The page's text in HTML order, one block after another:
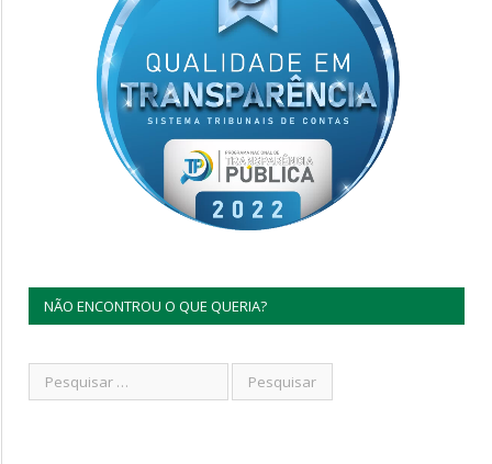
NÃO ENCONTROU O QUE QUERIA?